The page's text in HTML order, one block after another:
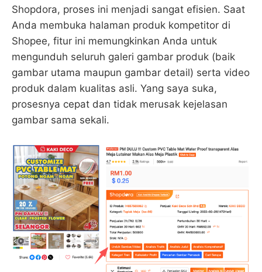
Shopdora, proses ini menjadi sangat efisien. Saat
Anda membuka halaman produk kompetitor di
Shopee, fitur ini memungkinkan Anda untuk
mengunduh seluruh galeri gambar produk (baik
gambar utama maupun gambar detail) serta video
produk dalam kualitas asli. Yang saya suka,
prosesnya cepat dan tidak merusak kejelasan
gambar sama sekali.